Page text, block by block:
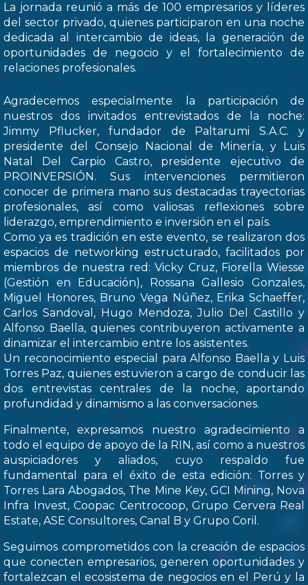
La jornada reunió a más de 100 empresarios y líderes
del sector privado, quienes participaron en una noche
dedicada al intercambio de ideas, la generación de
oportunidades de negocio y el fortalecimiento de
relaciones profesionales.
Agradecemos especialmente la participación de
nuestros dos invitados entrevistados de la noche:
Jimmy Pflucker, fundador de Paltarumi S.A.C. y
presidente del Consejo Nacional de Minería, y Luis
Natal Del Carpio Castro, presidente ejecutivo de
PROINVERSIÓN. Sus intervenciones permitieron
conocer de primera mano sus destacadas trayectorias
profesionales, así como valiosas reflexiones sobre
liderazgo, emprendimiento e inversión en el país.
Como ya es tradición en este evento, se realizaron dos
espacios de networking estructurado, facilitados por
miembros de nuestra red: Vicky Cruz, Fiorella Wiesse
(Gestión en Educación), Rossana Gallesio Gonzales,
Miguel Honores, Bruno Vega Núñez, Erika Schaeffer,
Carlos Sandoval, Hugo Mendoza, Julio Del Castillo y
Alfonso Baella, quienes contribuyeron activamente a
dinamizar el intercambio entre los asistentes.
Un reconocimiento especial para Alfonso Baella y Luis
Torres Paz, quienes estuvieron a cargo de conducir las
dos entrevistas centrales de la noche, aportando
profundidad y dinamismo a las conversaciones.
Finalmente, expresamos nuestro agradecimiento a
todo el equipo de apoyo de la RIN, así como a nuestros
auspiciadores y aliados, cuyo respaldo fue
fundamental para el éxito de esta edición: Torres y
Torres Lara Abogados, The Mine Key, GCI Mining, Nova
Infra Invest, Coopac Centrocoop, Grupo Cervera Real
Estate, ASE Consultores, Canal B y Grupo Coril.
Seguimos comprometidos con la creación de espacios
que conecten empresarios, generen oportunidades y
fortalezcan el ecosistema de negocios en el Perú y la